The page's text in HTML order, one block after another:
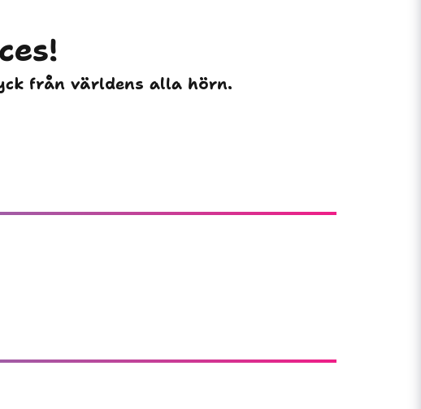
från världens alla hörn.